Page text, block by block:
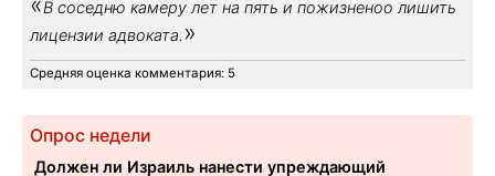
В соседню камеру лет на пять и пожизненоо лишить
лицензии адвоката. »
Средняя оценка комментария: 5
Опрос недели
Должен ли Израиль нанести упреждающий